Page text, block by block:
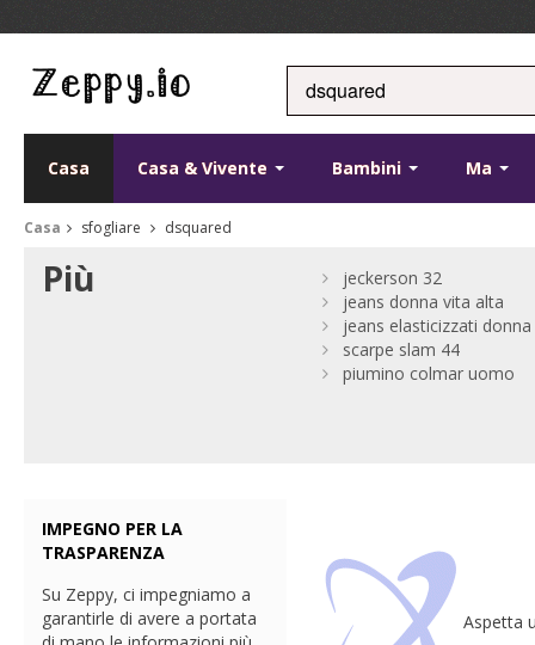
Casa Casa & Vivente Bambini Ma
Casa sfogliare dsquared
Più
jeckerson 32
jeans donna vita alta
jeans elasticizzati donna
scarpe slam 44
piumino colmar uomo
Aspetta
IMPEGNO PER LA
TRASPARENZA
Su Zeppy, ci impegniamo a
garantirle di avere a portata